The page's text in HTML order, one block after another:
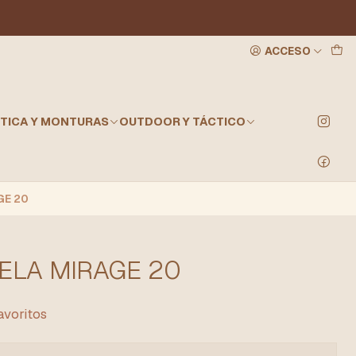
ACCESO
Y MONTURAS OUTDOOR Y TÁCTICO
20
MIRAGE 20